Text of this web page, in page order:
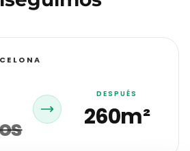
DESPUÉS
260m²